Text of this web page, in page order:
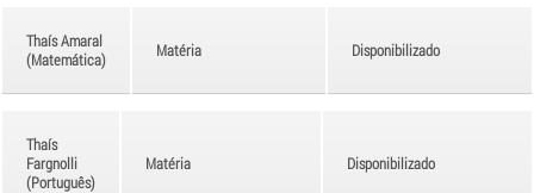
Thaís Amaral
(Matemática)
Matéria Disponibilizado
Thaís
Fargnolli
(Português)
Matéria Disponibilizado